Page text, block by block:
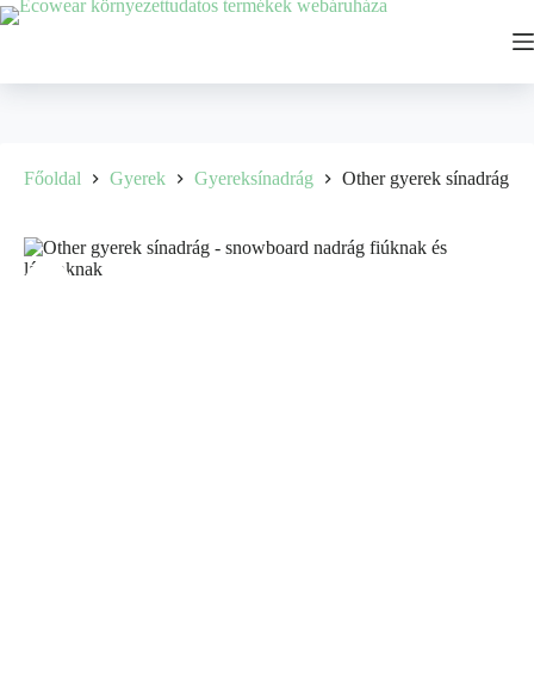
Főoldal Gyerek Gyereksínadrág Other gyerek sínadrág